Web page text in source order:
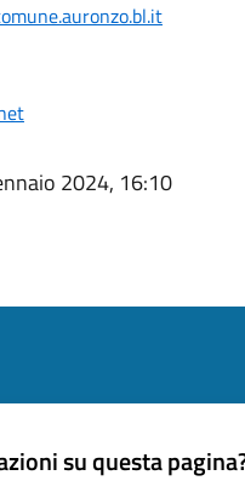
2024, 16:10
su questa